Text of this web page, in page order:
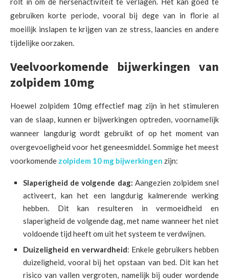
gebruiken korte periode, vooral bij dege van in florie al
moeilijk inslapen te krijgen van ze stress, laancies en andere
tijdelijke oorzaken.
Veelvoorkomende bijwerkingen van
zolpidem 10mg
Hoewel zolpidem 10mg effectief mag zijn in het stimuleren
van de slaap, kunnen er bijwerkingen optreden, voornamelijk
wanneer langdurig wordt gebruikt of op het moment van
overgevoeligheid voor het geneesmiddel. Sommige het meest
voorkomende zolpidem 10 mg bijwerkingen zijn:
Slaperigheid de volgende dag: Aangezien zolpidem snel
activeert, kan het een langdurig kalmerende werking
hebben. Dit kan resulteren in vermoeidheid en
slaperigheid de volgende dag, met name wanneer het niet
voldoende tijd heeft om uit het systeem te verdwijnen.
Duizeligheid en verwardheid: Enkele gebruikers hebben
duizeligheid, vooral bij het opstaan van bed. Dit kan het
risico van vallen vergroten, namelijk bij ouder wordende